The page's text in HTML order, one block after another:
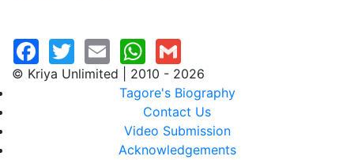
© Kriya Unlimited | 2010 - 2026
Tagore's Biography
Contact Us
Video Submission
Acknowledgements